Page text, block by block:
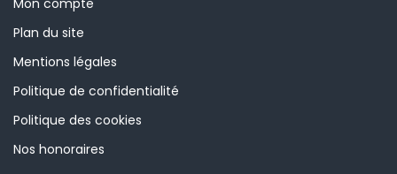
Mon compte
Plan du site
Mentions légales
Politique de confidentialité
Politique des cookies
Nos honoraires